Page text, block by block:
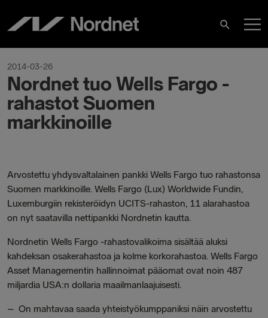
innehåll
Sök
2014-03-26
Nordnet tuo Wells Fargo -
rahastot Suomen
markkinoille
Arvostettu yhdysvaltalainen pankki Wells Fargo tuo rahastonsa
Suomen markkinoille. Wells Fargo (Lux) Worldwide Fundin,
Luxemburgiin rekisteröidyn UCITS-rahaston, 11 alarahastoa
on nyt saatavilla nettipankki Nordnetin kautta.
Nordnetin Wells Fargo -rahastovalikoima sisältää aluksi
kahdeksan osakerahastoa ja kolme korkorahastoa. Wells Fargo
Asset Managementin hallinnoimat pääomat ovat noin 487
miljardia USA:n dollaria maailmanlaajuisesti.
– On mahtavaa saada yhteistyökumppaniksi näin arvostettu